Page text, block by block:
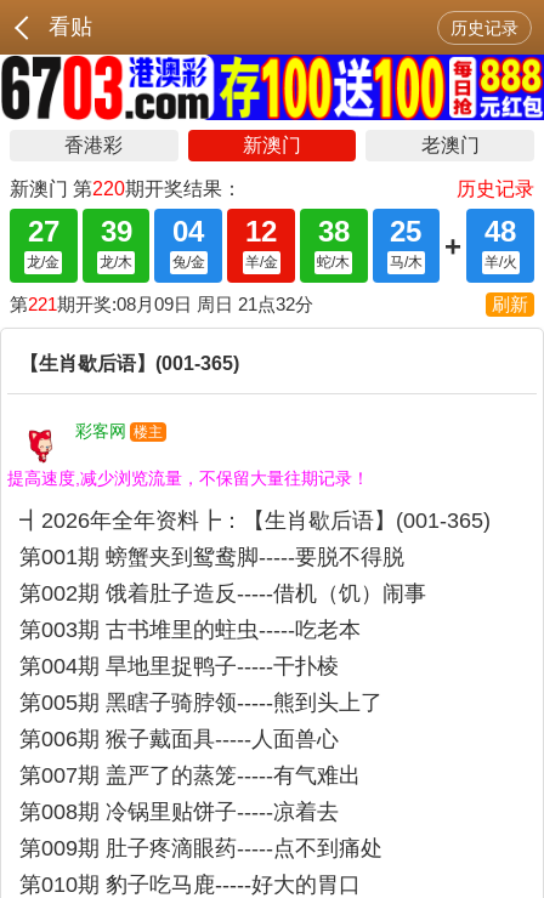
看贴 历史记录
【生肖歇后语】(001-365)
彩客网 楼主
提高速度,减少浏览流量，不保留大量往期记录！
┫2026年全年资料┣：【生肖歇后语】(001-365)
第001期 螃蟹夹到鸳鸯脚-----要脱不得脱
第002期 饿着肚子造反-----借机（饥）闹事
第003期 古书堆里的蛀虫-----吃老本
第004期 旱地里捉鸭子-----干扑棱
第005期 黑瞎子骑脖领-----熊到头上了
第006期 猴子戴面具-----人面兽心
第007期 盖严了的蒸笼-----有气难出
第008期 冷锅里贴饼子-----凉着去
第009期 肚子疼滴眼药-----点不到痛处
第010期 豹子吃马鹿-----好大的胃口